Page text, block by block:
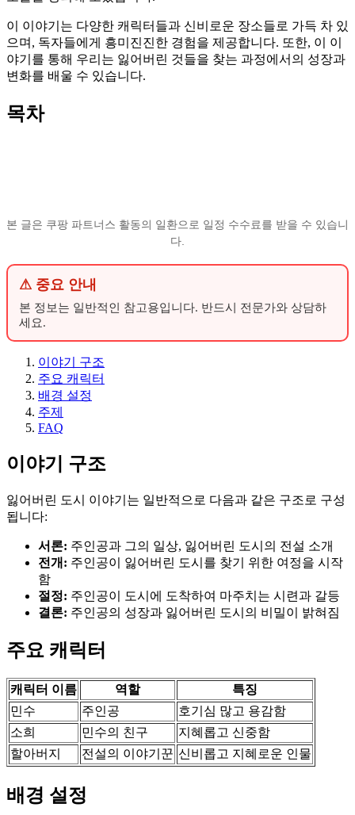
이 이야기는 다양한 캐릭터들과 신비로운 장소들로 가득 차 있
으며, 독자들에게 흥미진진한 경험을 제공합니다. 또한, 이 이
야기를 통해 우리는 잃어버린 것들을 찾는 과정에서의 성장과
변화를 배울 수 있습니다.
목차
본 글은 쿠팡 파트너스 활동의 일환으로 일정 수수료를 받을 수 있습니
다.
⚠ 중요 안내
본 정보는 일반적인 참고용입니다. 반드시 전문가와 상담하
세요.
이야기 구조
주요 캐릭터
배경 설정
주제
FAQ
이야기 구조
잃어버린 도시 이야기는 일반적으로 다음과 같은 구조로 구성
됩니다:
서론: 주인공과 그의 일상, 잃어버린 도시의 전설 소개
전개: 주인공이 잃어버린 도시를 찾기 위한 여정을 시작
함
절정: 주인공이 도시에 도착하여 마주치는 시련과 갈등
결론: 주인공의 성장과 잃어버린 도시의 비밀이 밝혀짐
주요 캐릭터
캐릭터 이름 역할
특징
민수
주인공
호기심 많고 용감함
소희
민수의 친구
지혜롭고 신중함
할아버지
전설의 이야기꾼 신비롭고 지혜로운 인물
배경 설정